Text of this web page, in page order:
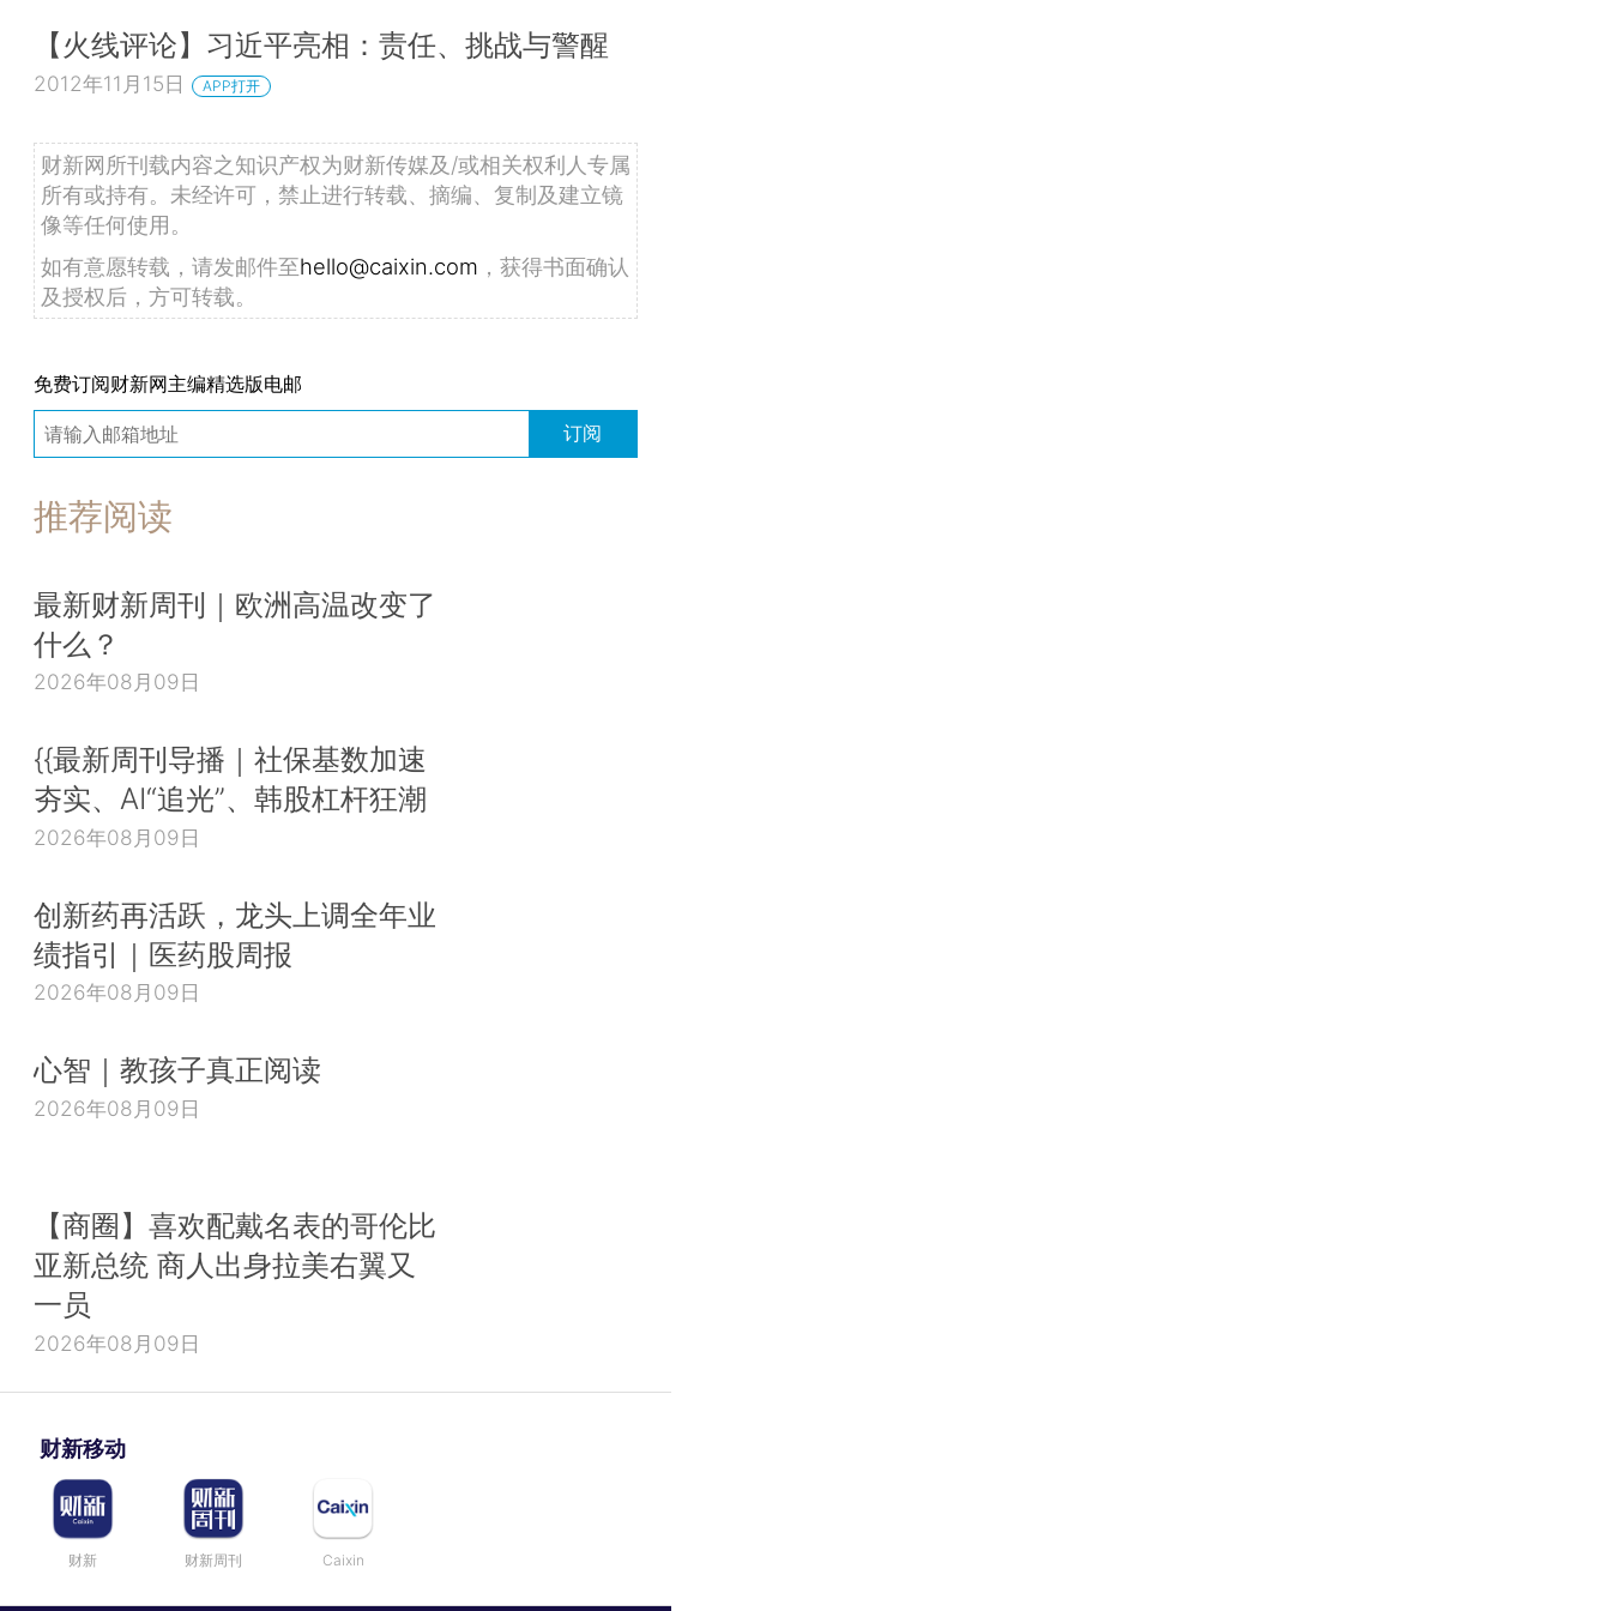
【火线评论】习近平亮相：责任、挑战与警醒
2012年11月15日 APP打开
财新网所刊载内容之知识产权为财新传媒及/或相关权利人专属
所有或持有。未经许可，禁止进行转载、摘编、复制及建立镜
像等任何使用。
如有意愿转载，请发邮件至hello@caixin.com ，获得书面确认
及授权后，方可转载。
免费订阅财新网主编精选版电邮
订阅
推荐阅读
最新财新周刊｜欧洲高温改变了
什么？
2026年08月09日
{{最新周刊导播｜社保基数加速
夯实、AI“追光”、韩股杠杆狂潮
2026年08月09日
创新药再活跃，龙头上调全年业
绩指引｜医药股周报
2026年08月09日
心智｜教孩子真正阅读
2026年08月09日
【商圈】喜欢配戴名表的哥伦比
亚新总统 商人出身拉美右翼又
一员
2026年08月09日
财新移动
财新 财新周刊 Caixin